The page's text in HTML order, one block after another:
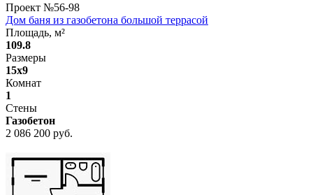
Проект №56-98
Дом баня из газобетона большой террасой
Площадь, м²
109.8
Размеры
15x9
Комнат
1
Стены
Газобетон
2 086 200 руб.